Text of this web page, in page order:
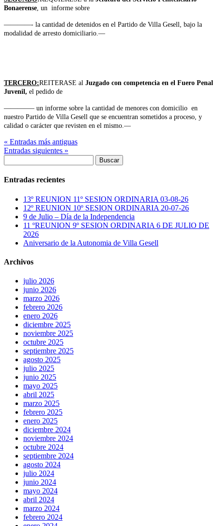
Bonaerense, un informe sobre
————- la cantidad de detenidos en el Partido de Villa Gesell, bajo la
modalidad de arresto domiciliario.—
TERCERO:REITERASE al Juzgado con competencia en el Fuero Penal
Juvenil, el pedido de
————– un informe sobre la cantidad de menores con domicilio en
nuestro Partido de Villa Gesell que se encuentran sometidos a proceso, y
calidad o carácter que revisten en el mismo.—
« Entradas más antiguas
Entradas siguientes »
Entradas recientes
13º REUNION 11º SESION ORDINARIA 03-08-26
12º REUNION 10º SESION ORDINARIA 20-07-26
9 de Julio – Día de la Independencia
11 ºREUNION 9º SESION ORDINARIA 6 DE JULIO DE
2026
Aniversario de la Autonomia de Villa Gesell
Archivos
julio 2026
junio 2026
marzo 2026
febrero 2026
enero 2026
diciembre 2025
noviembre 2025
octubre 2025
septiembre 2025
agosto 2025
julio 2025
junio 2025
mayo 2025
abril 2025
marzo 2025
febrero 2025
enero 2025
diciembre 2024
noviembre 2024
octubre 2024
septiembre 2024
agosto 2024
julio 2024
junio 2024
mayo 2024
abril 2024
marzo 2024
febrero 2024